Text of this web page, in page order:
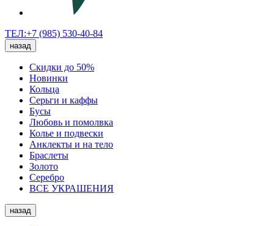
ТЕЛ:+7 (985) 530-40-84
назад
Скидки до 50%
Новинки
Кольца
Серьги и каффы
Бусы
Любовь и помолвка
Колье и подвески
Анклекты и на тело
Браслеты
Золото
Серебро
ВСЕ УКРАШЕНИЯ
назад